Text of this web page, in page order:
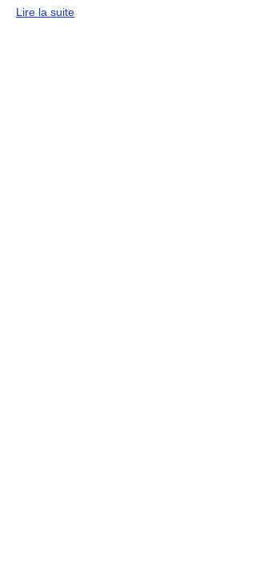
Lire la suite